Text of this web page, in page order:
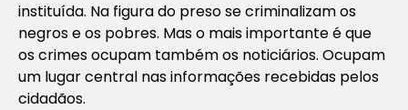
instituída. Na figura do preso se criminalizam os
negros e os pobres. Mas o mais importante é que
os crimes ocupam também os noticiários. Ocupam
um lugar central nas informações recebidas pelos
cidadãos.